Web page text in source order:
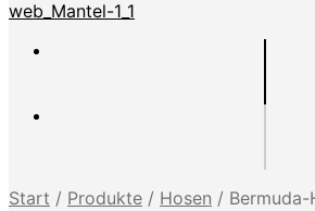
Start / Produkte / Hosen / Bermuda-